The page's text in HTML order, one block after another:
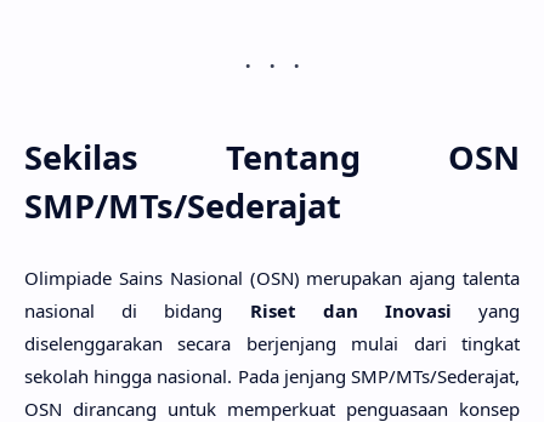
Sekilas Tentang OSN
SMP/MTs/Sederajat
Olimpiade Sains Nasional (OSN) merupakan ajang talenta
nasional di bidang Riset dan Inovasi yang
diselenggarakan secara berjenjang mulai dari tingkat
sekolah hingga nasional. Pada jenjang SMP/MTs/Sederajat,
OSN dirancang untuk memperkuat penguasaan konsep